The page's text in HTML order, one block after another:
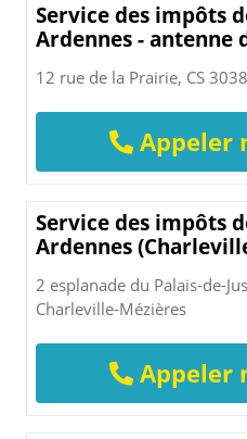
Service des impôts
Ardennes - antenne
12 rue de la Prairie, CS
Appeler
Service des impôts
Ardennes
2 esplanade du Palais-de-
Charleville-Mézières
Appeler